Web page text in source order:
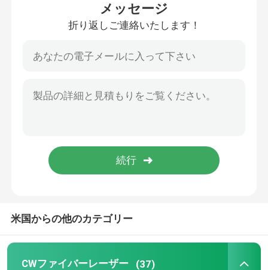
UVファイバーレーザー
超高速ファイバーレーザー
レーザー障害物除去装置
ハンドヘルドレーザー溶接機
レーザー切断機
メッセージ
折り返しご連絡いたします！
米国からの他のカテゴリー
CWファイバーレーザー (37)